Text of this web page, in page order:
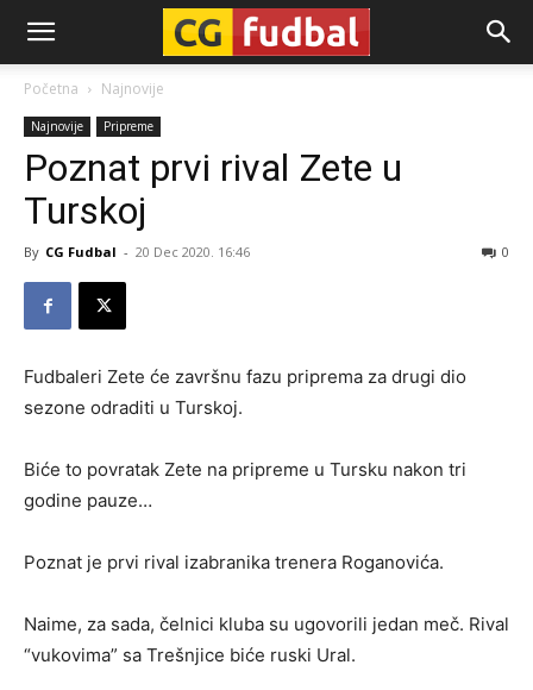
CG-
Fudbal
Početna Najnovije
Najnovije Pripreme
Poznat prvi rival Zete u
Turskoj
By CG Fudbal - 20 Dec 2020. 16:46 0
Fudbaleri Zete će završnu fazu priprema za drugi dio
sezone odraditi u Turskoj.
Biće to povratak Zete na pripreme u Tursku nakon tri
godine pauze…
Poznat je prvi rival izabranika trenera Roganovića.
Naime, za sada, čelnici kluba su ugovorili jedan meč. Rival
“vukovima” sa Trešnjice biće ruski Ural.